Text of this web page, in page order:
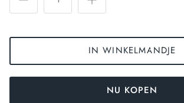
IN WINKELMANDJE
NU KOPEN